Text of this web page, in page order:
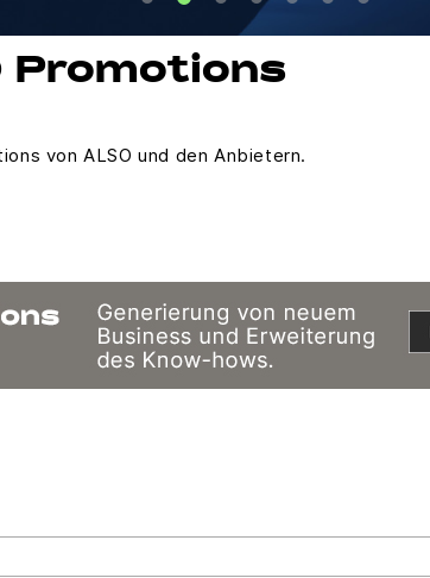
Promotions
von ALSO und den Anbietern.